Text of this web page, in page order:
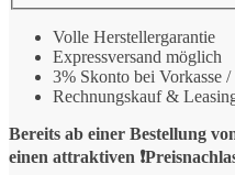
Volle Herstellergarantie
Expressversand möglich
3% Skonto bei Vorkasse
Rechnungskauf &
Bereits ab einer Bestellung
einen attraktiven